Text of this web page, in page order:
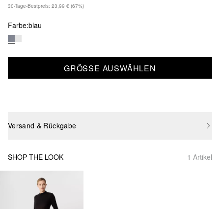
30-Tage-Bestpreis: 23,99 € (67%)
Farbe:blau
GRÖSSE AUSWÄHLEN
Versand & Rückgabe
SHOP THE LOOK 1 Artikel